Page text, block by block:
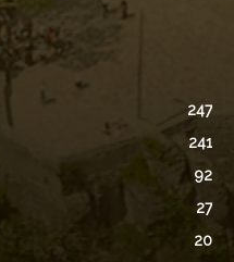
247
241
92
27
20